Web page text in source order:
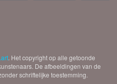
. Het copyright op alle getoonde
De afbeeldingen van de
schriftelijke toestemming.